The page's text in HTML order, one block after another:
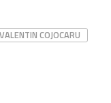
VALENTIN COJOCARU